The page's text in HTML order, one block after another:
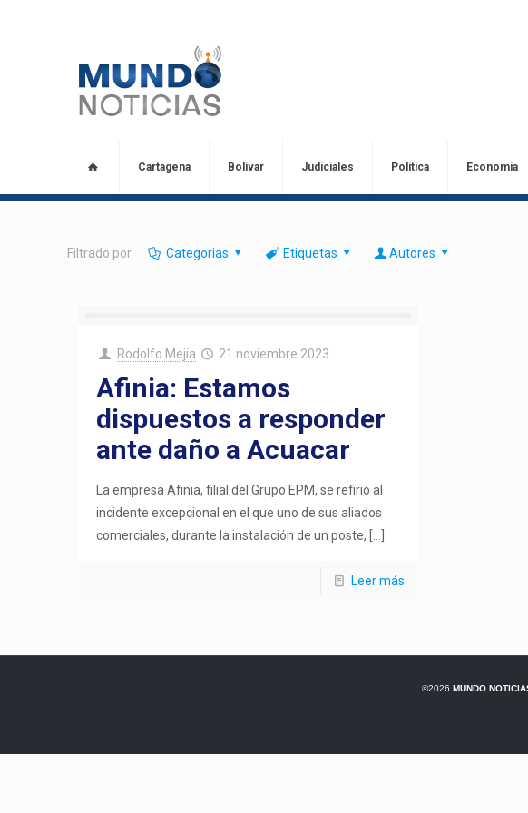
Cartagena Bolívar Judiciales Política Economía
Filtrado por Categorias Etiquetas Autores
Rodolfo Mejia 21 noviembre 2023
Afinia: Estamos
dispuestos a responder
ante daño a Acuacar
La empresa Afinia, filial del Grupo EPM, se refirió al
incidente excepcional en el que uno de sus aliados
comerciales, durante la instalación de un poste,
Leer más
©2026 MUNDO